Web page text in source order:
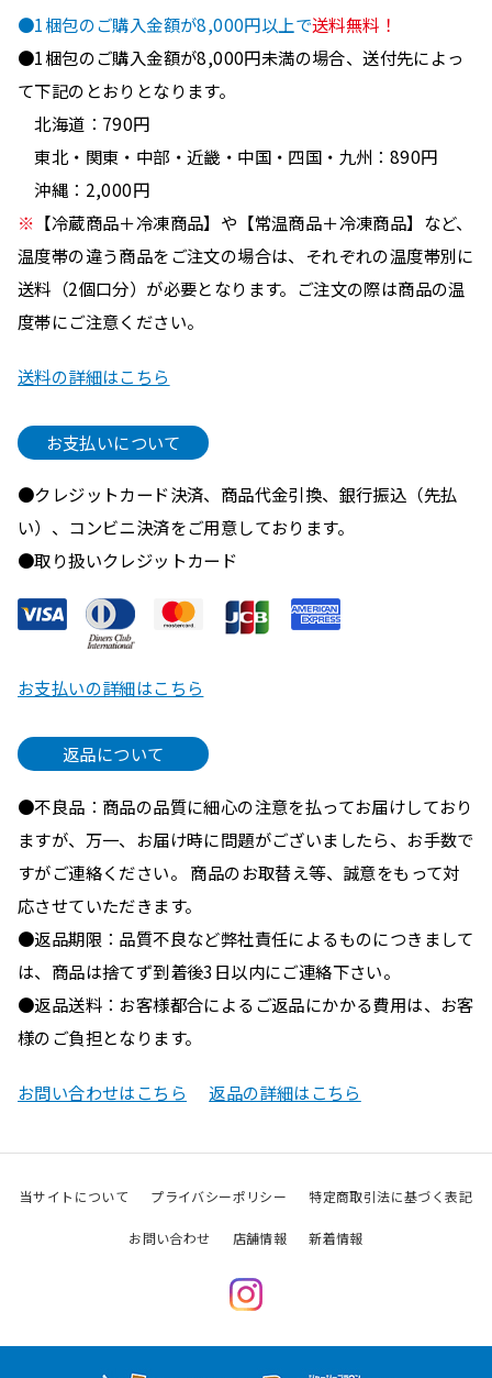
●1梱包のご購入金額が8,000円以上で送料無料！
●1梱包のご購入金額が8,000円未満の場合、送付先によっ
て下記のとおりとなります。
北海道：790円
東北・関東・中部・近畿・中国・四国・九州：890円
沖縄：2,000円
※ 【冷蔵商品＋冷凍商品】や【常温商品＋冷凍商品】など、
温度帯の違う商品をご注文の場合は、それぞれの温度帯別に
送料（2個口分）が必要となります。ご注文の際は商品の温
度帯にご注意ください。
送料の詳細はこちら
お支払いについて
●クレジットカード決済、商品代金引換、銀行振込（先払
い）、コンビニ決済をご用意しております。
●取り扱いクレジットカード
お支払いの詳細はこちら
返品について
●不良品：商品の品質に細心の注意を払ってお届けしており
ますが、万一、お届け時に問題がございましたら、お手数で
すがご連絡ください。 商品のお取替え等、誠意をもって対
応させていただきます。
●返品期限：品質不良など弊社責任によるものにつきまして
は、商品は捨てず到着後3日以内にご連絡下さい。
●返品送料：お客様都合によるご返品にかかる費用は、お客
様のご負担となります。
お問い合わせはこちら 返品の詳細はこちら
当サイトについて プライバシーポリシー 特定商取引法に基づく表記
お問い合わせ 店舗情報 新着情報